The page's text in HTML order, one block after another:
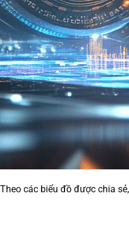
các biểu đồ được chia